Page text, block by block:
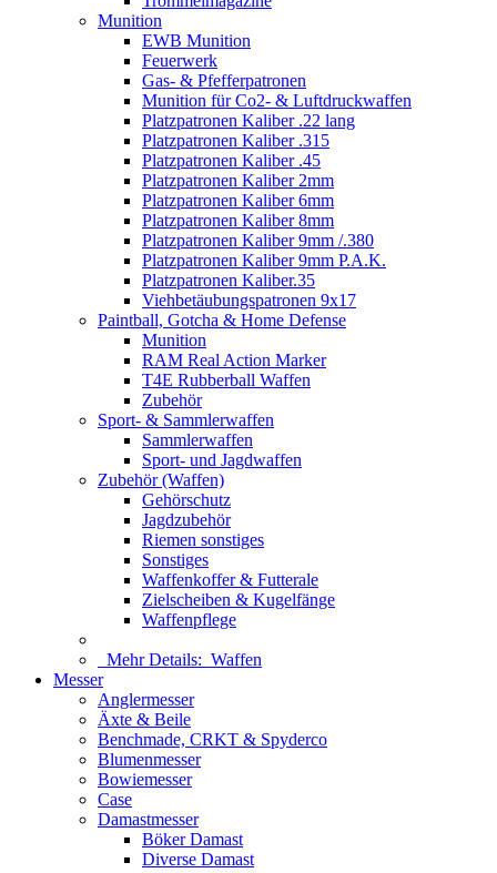
Munition
EWB Munition
Feuerwerk
Gas- & Pfefferpatronen
Munition für Co2- & Luftdruckwaffen
Platzpatronen Kaliber .22 lang
Platzpatronen Kaliber .315
Platzpatronen Kaliber .45
Platzpatronen Kaliber 2mm
Platzpatronen Kaliber 6mm
Platzpatronen Kaliber 8mm
Platzpatronen Kaliber 9mm /.380
Platzpatronen Kaliber 9mm P.A.K.
Platzpatronen Kaliber.35
Viehbetäubungspatronen 9x17
Paintball, Gotcha & Home Defense
Munition
RAM Real Action Marker
T4E Rubberball Waffen
Zubehör
Sport- & Sammlerwaffen
Sammlerwaffen
Sport- und Jagdwaffen
Zubehör (Waffen)
Gehörschutz
Jagdzubehör
Riemen sonstiges
Sonstiges
Waffenkoffer & Futterale
Zielscheiben & Kugelfänge
Waffenpflege
Mehr Details: Waffen
Messer
Anglermesser
Äxte & Beile
Benchmade, CRKT & Spyderco
Blumenmesser
Bowiemesser
Case
Damastmesser
Böker Damast
Diverse Damast